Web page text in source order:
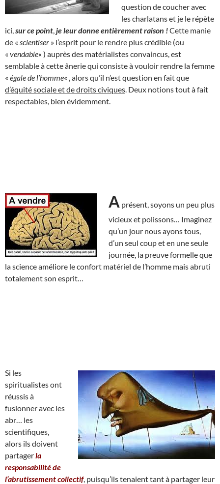
question de coucher avec
les charlatans et je le répète
ici, sur ce point je leur donne entièrement raison !Cette manie
de « scientiser » l’esprit pour le rendre plus crédible (ou
« vendable« ) auprès des matérialistes convaincus, est
semblable à cette ânerie qui consiste à vouloir rendre la femme
« égale de l’homme« , alors qu’il n’est question en fait que
d’équité sociale et de droits civiques . Deux notions tout à fait
respectables, bien évidemment.
A présent, soyons un peu plus
vicieux et polissons… Imaginez
qu’un jour nous ayons tous,
d’un seul coup et en une seule
journée, la preuve formelle que
la science améliore le confort matériel de l’homme mais abruti
totalement son esprit…
Si les
spiritualistes ont
réussis à
fusionner avec les
abr… les
scientifiques,
alors ils doivent
partagerla
responsabilité de
l’abrutissement collectif, puisqu’ils tenaient tant à partager leur